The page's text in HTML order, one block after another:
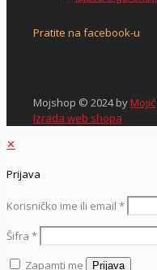
Pratite na facebook-u
Mojshop © 2024 byMojić
Izrada web shopa
✕
Prijava
Korisničko ime ili email *
Šifra *
Zapamti me
Prijava